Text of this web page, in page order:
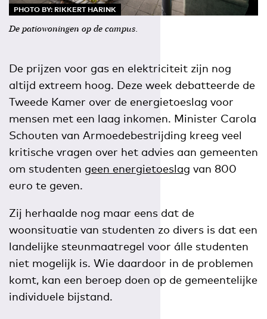
PHOTO BY: RIKKERT HARINK
De patiowoningen op de campus.
De prijzen voor gas en elektriciteit zijn nog
altijd extreem hoog. Deze week debatteerde de
Tweede Kamer over de energietoeslag voor
mensen met een laag inkomen. Minister Carola
Schouten van Armoedebestrijding kreeg veel
kritische vragen over het advies aan gemeenten
om studenten geen energietoeslag van 800
euro te geven.
Zij herhaalde nog maar eens dat de
woonsituatie van studenten zo divers is dat een
landelijke steunmaatregel voor álle studenten
niet mogelijk is. Wie daardoor in de problemen
komt, kan een beroep doen op de gemeentelijke
individuele bijstand.